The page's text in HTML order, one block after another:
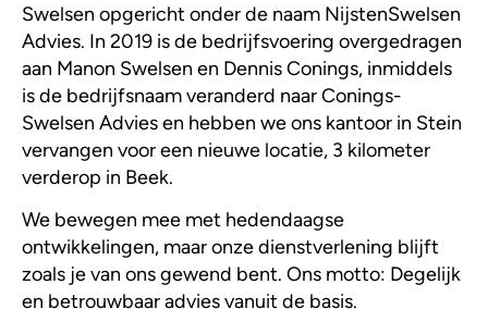
Swelsen opgericht onder de naam NijstenSwelsen
Advies. In 2019 is de bedrijfsvoering overgedragen
aan Manon Swelsen en Dennis Conings, inmiddels
is de bedrijfsnaam veranderd naar Conings-
Swelsen Advies en hebben we ons kantoor in Stein
vervangen voor een nieuwe locatie, 3 kilometer
verderop in Beek.
We bewegen mee met hedendaagse
ontwikkelingen, maar onze dienstverlening blijft
zoals je van ons gewend bent. Ons motto: Degelijk
en betrouwbaar advies vanuit de basis.